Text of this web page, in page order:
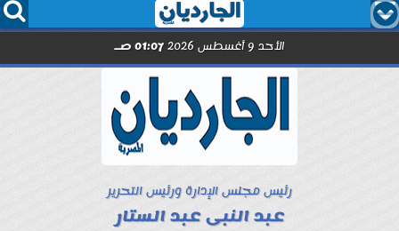
  
الأحد 9 أغسطس 2026 01:07 صـ
رئيس مجلس الإدارة ورئيس التحرير
عبد النبى عبد الستار